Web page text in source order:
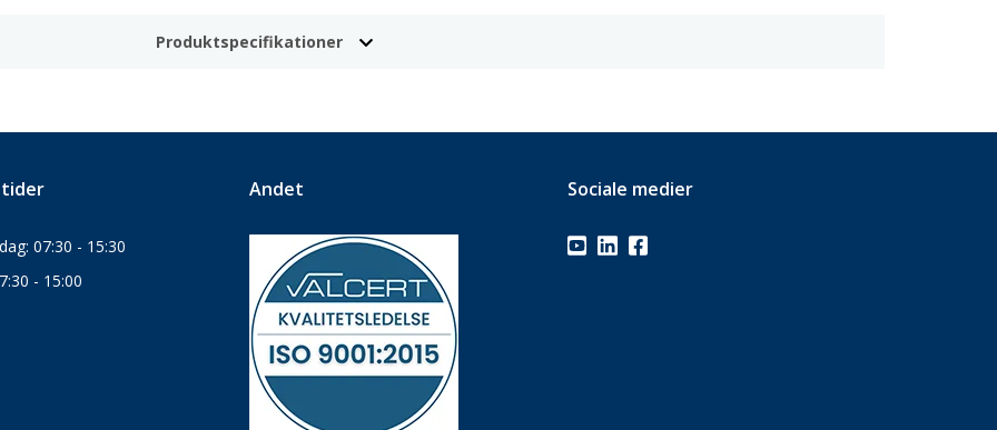
Produktspecifikationer
07:30 - 15:30
- 15:00
Andet Sociale medier